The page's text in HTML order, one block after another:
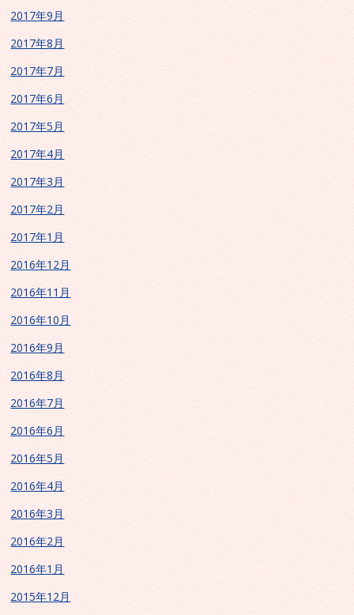
2017年9月
2017年8月
2017年7月
2017年6月
2017年5月
2017年4月
2017年3月
2017年2月
2017年1月
2016年12月
2016年11月
2016年10月
2016年9月
2016年8月
2016年7月
2016年6月
2016年5月
2016年4月
2016年3月
2016年2月
2016年1月
2015年12月